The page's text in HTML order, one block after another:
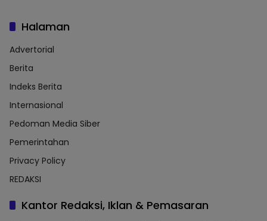
Halaman
Advertorial
Berita
Indeks Berita
Internasional
Pedoman Media Siber
Pemerintahan
Privacy Policy
REDAKSI
Kantor Redaksi, Iklan & Pemasaran